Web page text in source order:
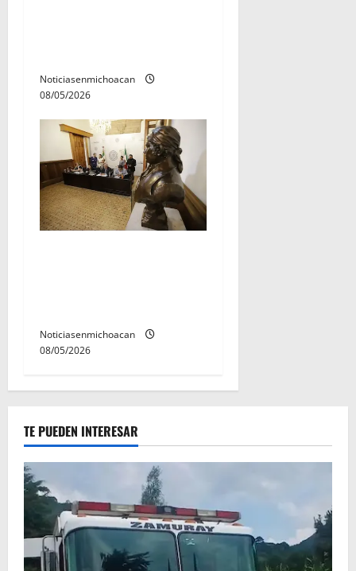
Noticiasenmichoacan
08/05/2026
Noticiasenmichoacan
08/05/2026
TE PUEDEN INTERESAR